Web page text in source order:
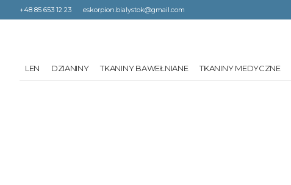
+48 85 653 12 23 eskorpion.bialystok@gmail.com
LEN DZIANINY TKANINY BAWEŁNIANE TKANINY MEDYCZNE